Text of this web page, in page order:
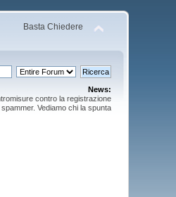
Basta Chiedere
News:
contro la registrazione
Vediamo chi la spunta